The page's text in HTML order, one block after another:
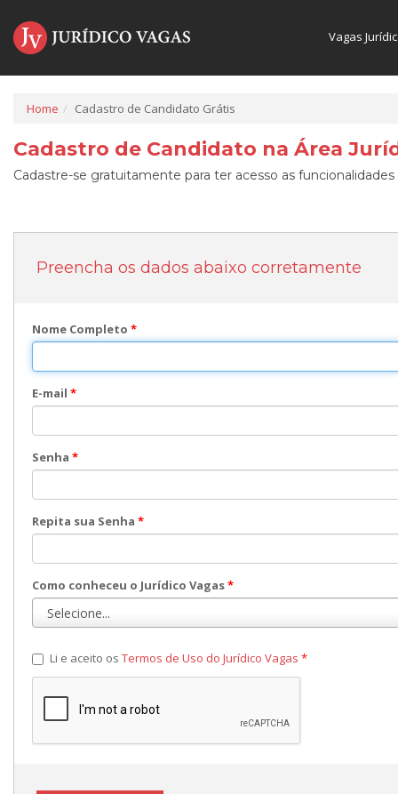
Vagas
Home Cadastro de Candidato Grátis
Cadastro de Candidato na Área
Cadastre-se gratuitamente para ter acesso as
Preencha os dados abaixo corretamente
Nome Completo *
E-mail *
Senha *
Repita sua Senha *
Como conheceu o Jurídico Vagas*
Li e aceito os Termos de Uso do Jurídico Vagas *